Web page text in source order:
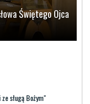
Świętego Ojca
sługą Bożym"